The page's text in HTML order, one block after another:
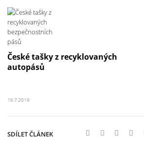
České tašky z recyklovaných
autopásů
16.7.2019
SDÍLET ČLÁNEK